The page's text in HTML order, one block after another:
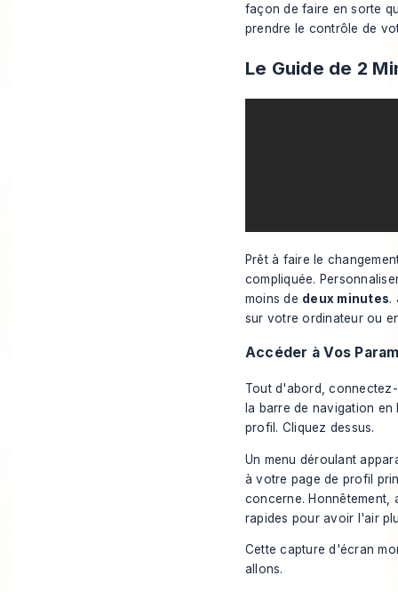
façon de faire en sorte
prendre le contrôle de
Le Guide de 2
Prêt à faire le
compliquée.
moins de deux minutes.
sur votre ordinateur ou
Accéder à Vos
Tout d'abord,
la barre de navigation
profil. Cliquez dessus.
Un menu déroulant
à votre page de profil
concerne. Honnêtement,
rapides pour avoir l'air
Cette capture d'écran
allons.